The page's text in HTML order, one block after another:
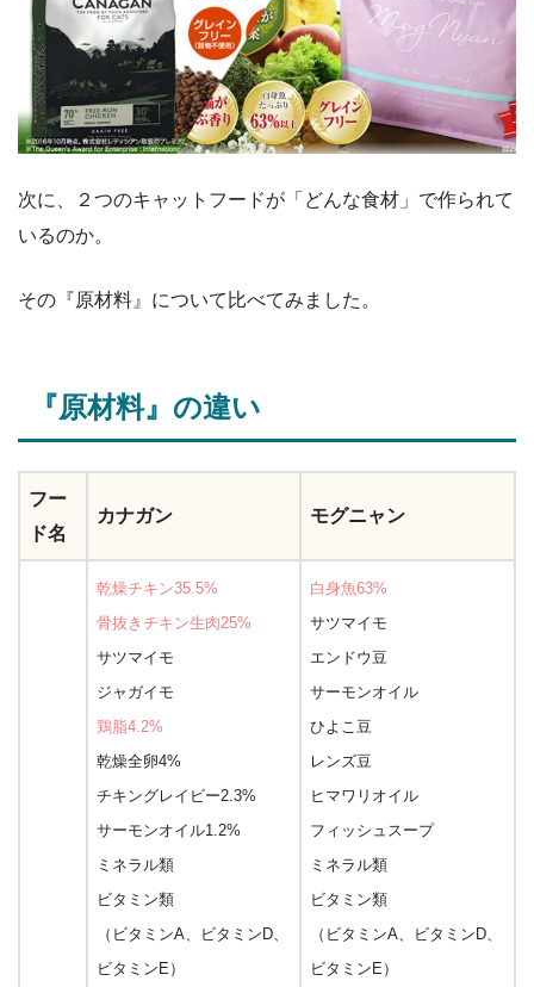
次に、２つのキャットフードが「どんな食材」で作られて
いるのか。
その『原材料』について比べてみました。
『原材料』の違い
フー
ド名
カナガン モグニャン
乾燥チキン35.5%
骨抜きチキン生肉25%
サツマイモ
ジャガイモ
鶏脂4.2%
乾燥全卵4%
チキングレイビー2.3%
サーモンオイル1.2%
ミネラル類
ビタミン類
（ビタミンA、ビタミンD、
ビタミンE）
白身魚63%
サツマイモ
エンドウ豆
サーモンオイル
ひよこ豆
レンズ豆
ヒマワリオイル
フィッシュスープ
ミネラル類
ビタミン類
（ビタミンA、ビタミンD、
ビタミンE）